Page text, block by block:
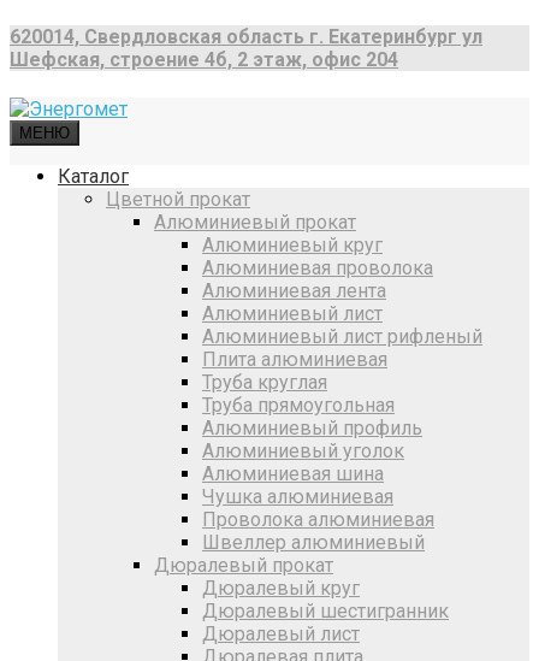
620014, Свердловская область г. Екатеринбург ул
Шефская, строение 4б, 2 этаж, офис 204
МЕНЮ
Каталог
Цветной прокат
Алюминиевый прокат
Алюминиевый круг
Алюминиевая проволока
Алюминиевая лента
Алюминиевый лист
Алюминиевый лист рифленый
Плита алюминиевая
Труба круглая
Труба прямоугольная
Алюминиевый профиль
Алюминиевый уголок
Алюминиевая шина
Чушка алюминиевая
Проволока алюминиевая
Швеллер алюминиевый
Дюралевый прокат
Дюралевый круг
Дюралевый шестигранник
Дюралевый лист
Дюралевая плита